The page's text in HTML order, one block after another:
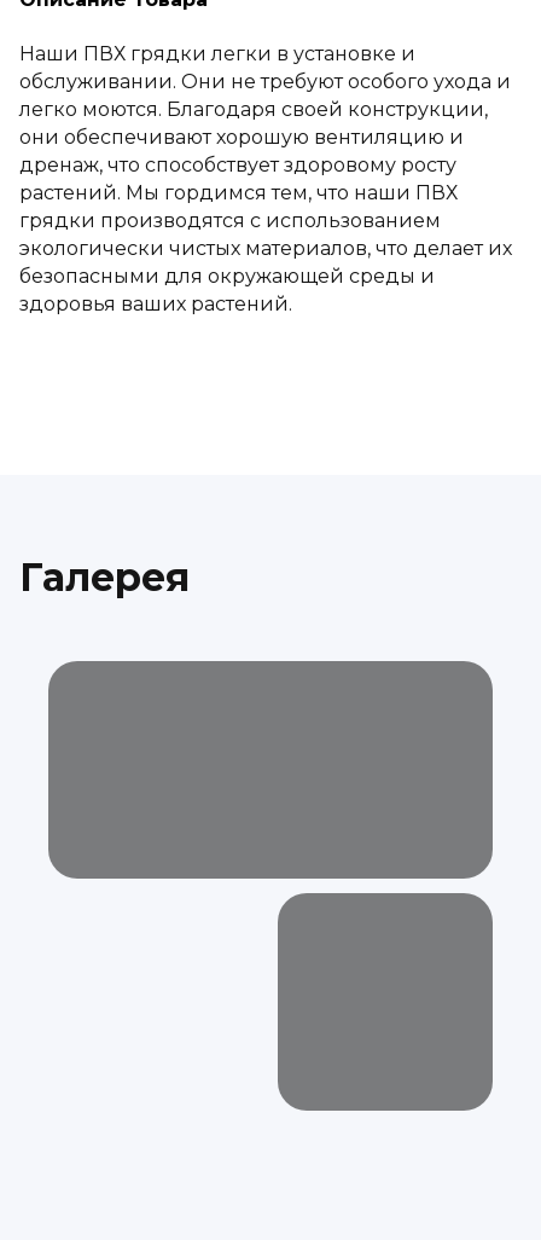
Наши ПВХ грядки легки в установке и
обслуживании. Они не требуют особого ухода и
легко моются. Благодаря своей конструкции,
они обеспечивают хорошую вентиляцию и
дренаж, что способствует здоровому росту
растений. Мы гордимся тем, что наши ПВХ
грядки производятся с использованием
экологически чистых материалов, что делает их
безопасными для окружающей среды и
здоровья ваших растений.
Галерея